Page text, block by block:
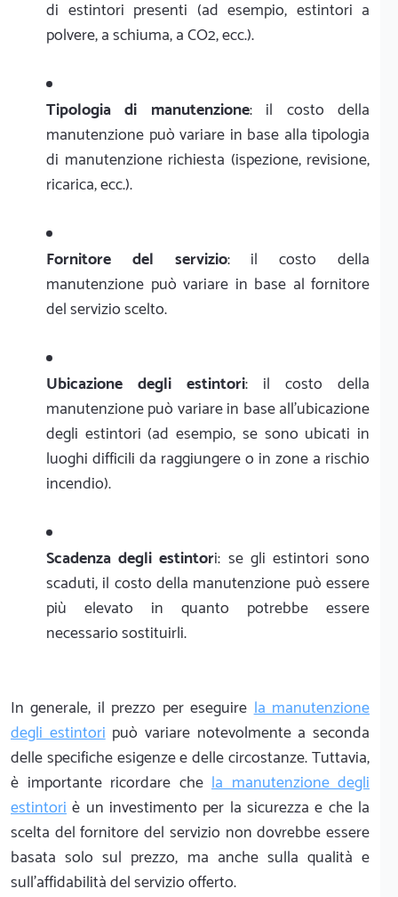
di estintori presenti (ad esempio, estintori a
polvere, a schiuma, a CO2, ecc.).
Tipologia di manutenzione: il costo della
manutenzione può variare in base alla tipologia
di manutenzione richiesta (ispezione, revisione,
ricarica, ecc.).
Fornitore del servizio: il costo della
manutenzione può variare in base al fornitore
del servizio scelto.
Ubicazione degli estintori: il costo della
manutenzione può variare in base all'ubicazione
degli estintori (ad esempio, se sono ubicati in
luoghi difficili da raggiungere o in zone a rischio
incendio).
Scadenza degli estintori: se gli estintori sono
scaduti, il costo della manutenzione può essere
più elevato in quanto potrebbe essere
necessario sostituirli.
In generale, il prezzo per eseguirela manutenzione
degli estintoripuò variare notevolmente a seconda
delle specifiche esigenze e delle circostanze. Tuttavia,
è importante ricordare che la manutenzione degli
estintori è un investimento per la sicurezza e che la
scelta del fornitore del servizio non dovrebbe essere
basata solo sul prezzo, ma anche sulla qualità e
sull'affidabilità del servizio offerto.